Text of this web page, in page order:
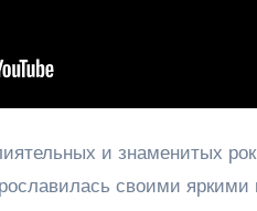
и знаменитых
своими